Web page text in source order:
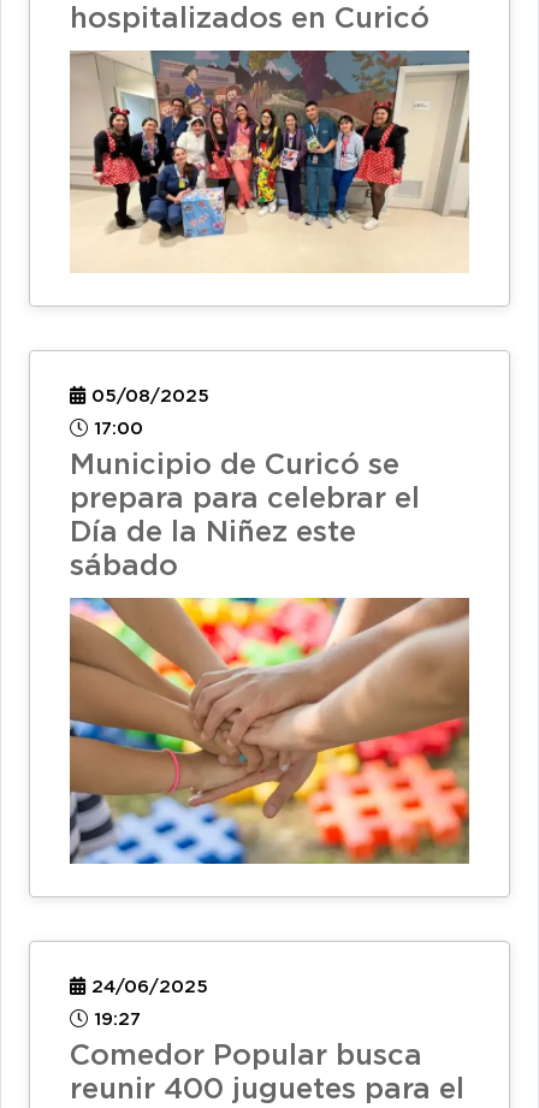
hospitalizados en Curicó
05/08/2025
17:00
Municipio de Curicó se
prepara para celebrar el
Día de la Niñez este
sábado
24/06/2025
19:27
Comedor Popular busca
reunir 400 juguetes para el